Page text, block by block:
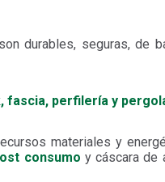
son durables, seguras, de
fascia, perfilería y
materiales y
consumo y cáscara de